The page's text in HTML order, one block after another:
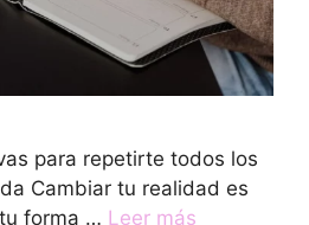
para repetirte todos los
Cambiar tu realidad es
forma … Leer más